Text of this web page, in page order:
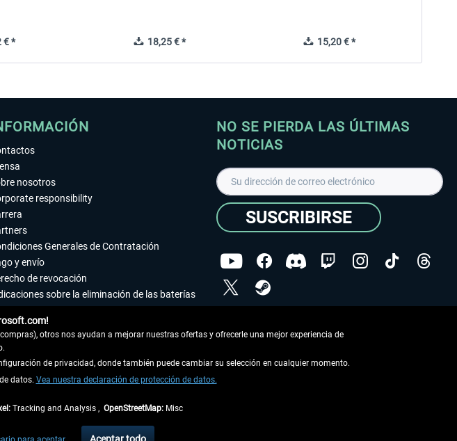
€ * 18,25 € * 15,20 € *
nosotros
responsibility
Generales de Contratación
y envío
de revocación
sobre la eliminación de las baterías
legal
NO SE PIERDA LAS ÚLTIMAS
NOTICIAS
SUSCRIBIRSE
Copyright © Aerosoft GmbH - Todos los derechos
posibles tasas de recepción si no se describe lo contrario
otros nos ayudan a mejorar nuestras ofertas y ofrecerle una mejor experiencia de
de privacidad, donde también puede cambiar su selección en cualquier momento.
datos. Vea nuestra declaración de protección de datos.
Tracking and Analysis , OpenStreetMap: Misc